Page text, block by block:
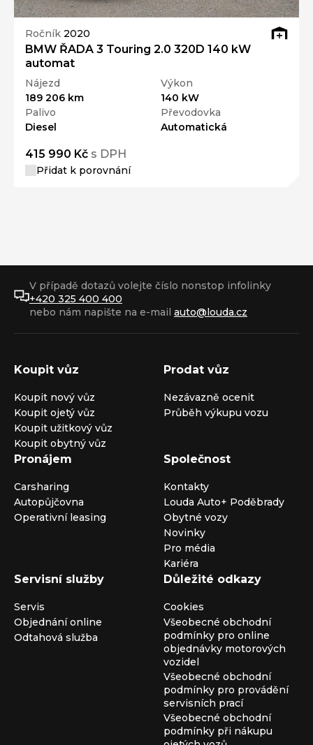
Ročník 2020
BMW ŘADA 3 Touring 2.0 320D 140 kW
automat
Nájezd
189 206 km
Výkon
140 kW
Palivo
Diesel
Převodovka
Automatická
415 990 Kč s DPH
Přidat k porovnání
V případě dotazů volejte číslo nonstop infolinky
+420 325 400 400
nebo nám napište na e-mail auto@louda.cz
Koupit vůz
Koupit nový vůz
Koupit ojetý vůz
Koupit užitkový vůz
Koupit obytný vůz
Prodat vůz
Nezávazně ocenit
Průběh výkupu vozu
Pronájem
Carsharing
Autopůjčovna
Operativní leasing
Společnost
Kontakty
Louda Auto+ Poděbrady
Obytné vozy
Novinky
Pro média
Kariéra
Servisní služby
Servis
Objednání online
Odtahová služba
Důležité odkazy
Cookies
Všeobecné obchodní
podmínky pro online
objednávky motorových
vozidel
Všeobecné obchodní
podmínky pro provádění
servisních prací
Všeobecné obchodní
podmínky při nákupu